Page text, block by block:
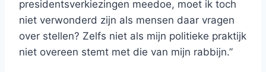
presidentsverkiezingen meedoe, moet ik toch
niet verwonderd zijn als mensen daar vragen
over stellen? Zelfs niet als mijn politieke praktijk
niet overeen stemt met die van mijn rabbijn.”